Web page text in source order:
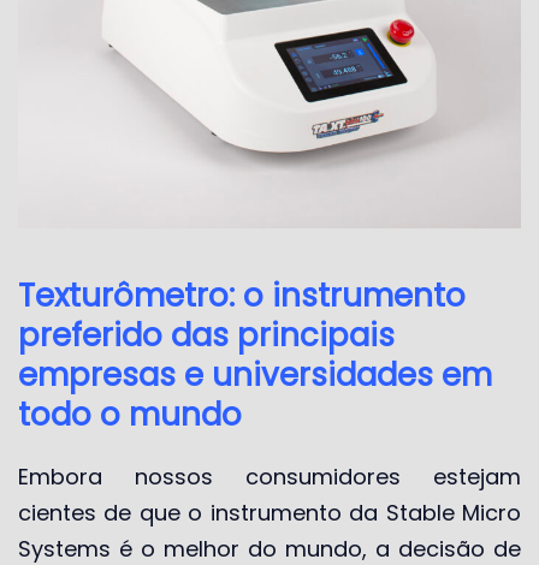
Texturômetro: o instrumento
preferido das principais
empresas e universidades em
todo o mundo
Embora nossos consumidores estejam
cientes de que o instrumento da Stable Micro
Systems é o melhor do mundo, a decisão de